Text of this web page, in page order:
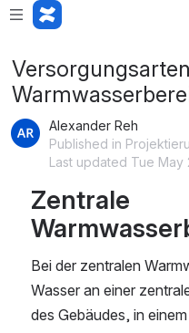
Alexander Reh
Published in
Last updated Tue May
Zentrale
Bei der zentralen
Wasser an einer
des Gebäudes, in